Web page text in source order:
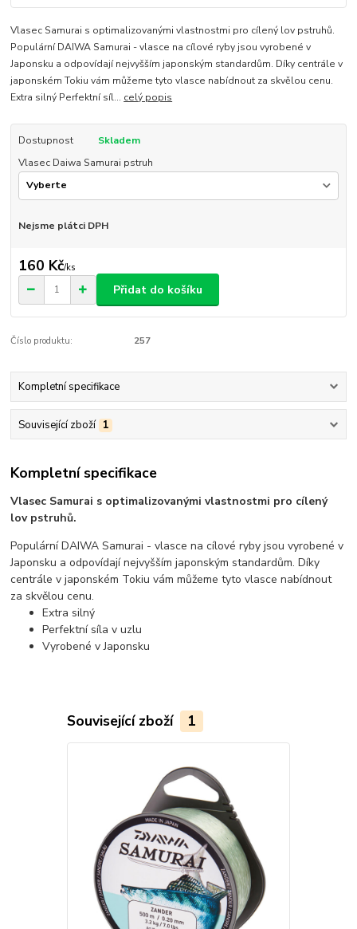
Vlasec Samurai s optimalizovanými vlastnostmi pro cílený lov pstruhů.
Populární DAIWA Samurai - vlasce na cílové ryby jsou vyrobené v
Japonsku a odpovídají nejvyšším japonským standardům. Díky centrále v
japonském Tokiu vám můžeme tyto vlasce nabídnout za skvělou cenu.
Extra silný Perfektní síl... celý popis
Dostupnost
Skladem
Vlasec Daiwa Samurai pstruh
Nejsme plátci DPH
160 Kč/ks
Přidat do košíku
Číslo produktu: 257
Kompletní specifikace
Související zboží 1
Kompletní specifikace
Vlasec Samurai s optimalizovanými vlastnostmi pro cílený
lov pstruhů.
Populární DAIWA Samurai - vlasce na cílové ryby jsou vyrobené v
Japonsku a odpovídají nejvyšším japonským standardům. Díky
centrále v japonském Tokiu vám můžeme tyto vlasce nabídnout
za skvělou cenu.
Extra silný
Perfektní síla v uzlu
Vyrobené v Japonsku
Související zboží 1